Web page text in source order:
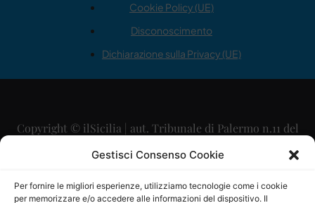
Gestisci Consenso Cookie
Per fornire le migliori esperienze, utilizziamo tecnologie come i cookie
per memorizzare e/o accedere alle informazioni del dispositivo. Il
Cookie Policy (UE)
Disconoscimento
Dichiarazione sulla Privacy (UE)
Copyright © ilSicilia | aut. Tribunale di Palermo n.11 del
29/09/2015